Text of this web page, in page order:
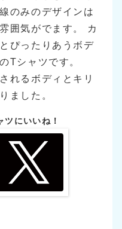
のみのデザインは
囲気がでます。 カ
ぴったりあうボデ
Tシャツです。
れるボディとキリ
ました。
にいいね！